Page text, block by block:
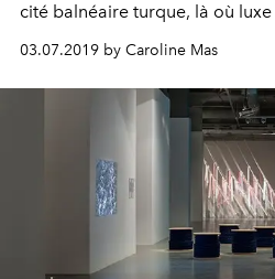
cité balnéaire turque, là où
mêlent pour former un cocktail
03.07.2019 by Caroline Mas